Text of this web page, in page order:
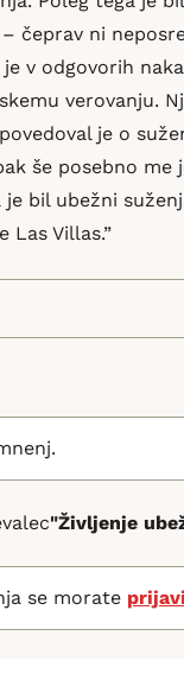
čeprav ni
v odgovorih
verovanju.
je o
še posebno me
je bil ubežni
Las Villas.”
"Življenje
se morate